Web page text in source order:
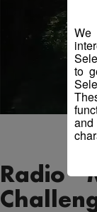
Radio
We
to